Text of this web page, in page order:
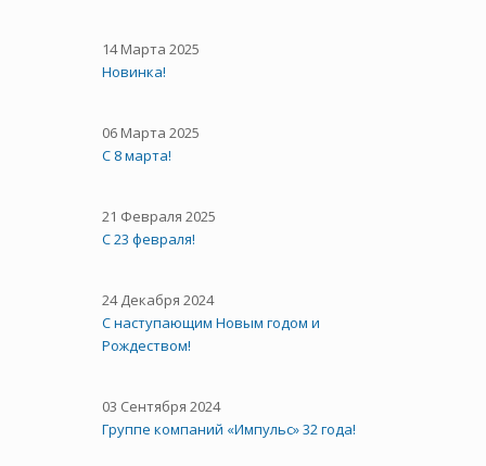
14 Марта 2025
Новинка!
06 Марта 2025
С 8 марта!
21 Февраля 2025
С 23 февраля!
24 Декабря 2024
С наступающим Новым годом и
Рождеством!
03 Сентября 2024
Группе компаний «Импульс» 32 года!